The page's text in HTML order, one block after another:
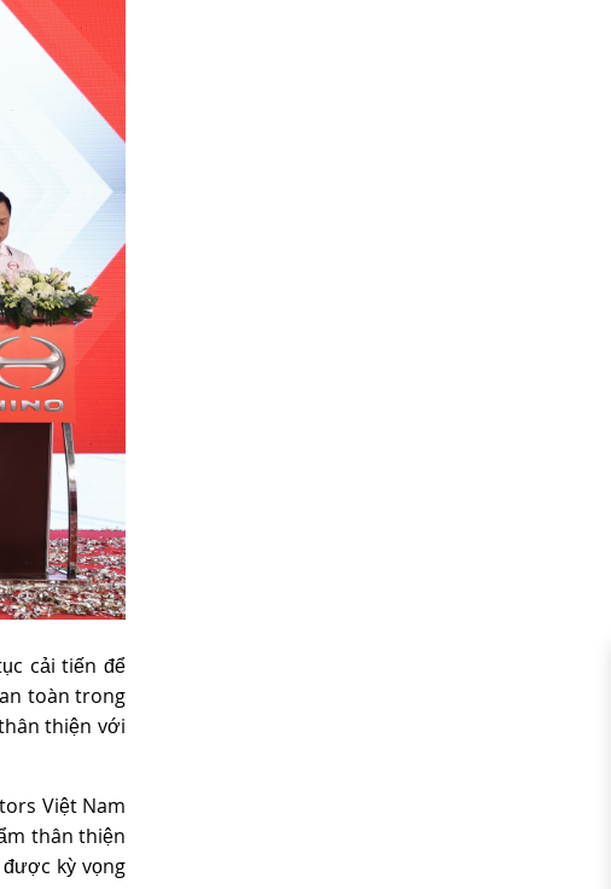
cải tiến để
toàn trong
thiện với
Việt Nam
thân thiện
kỳ vọng